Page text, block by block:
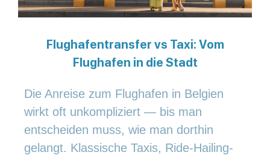
Flughafentransfer vs Taxi: Vom
Flughafen in die Stadt
Die Anreise zum Flughafen in Belgien
wirkt oft unkompliziert — bis man
entscheiden muss, wie man dorthin
gelangt. Klassische Taxis, Ride-Hailing-